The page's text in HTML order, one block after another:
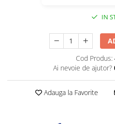
IN
Cod Produs:
Ai nevoie de ajutor?
Adauga la Favorite